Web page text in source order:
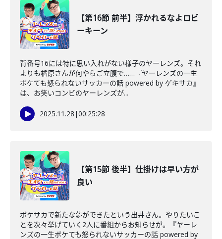
【第16節 前半】浮かれるなよロビ
ーキーン
背番号16には特に思い入れがない様子のヤーレンズ。それ
よりも楢原さんが何やらご立腹で……『ヤーレンズの一生
ボケても怒られないサッカーの話 powered by ゲキサカ』
は、お笑いコンビのヤーレンズが...
2025.11.28 |00:25:28
【第15節 後半】仕掛けは早い方が
良い
ボケサカで新たな夢ができたという出井さん。やりたいこ
とを次々挙げていく2人に番組からお知らせが。『ヤーレ
ンズの一生ボケても怒られないサッカーの話 powered by